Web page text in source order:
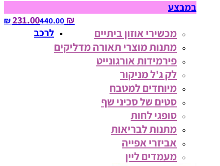
במבצע
₪ 231.00
440.00‏ ₪
מכשירי אוזון ביתיים
מתנות מוצרי תאורה מדליקים
פירמידות אורגונייט
לק ג'ל מניקור
מיוחדים למטבח
סטים של סכיני שף
סופגי לחות
מתנות לבריאות
אביזרי אפייה
מעמדים ליין
לרכב